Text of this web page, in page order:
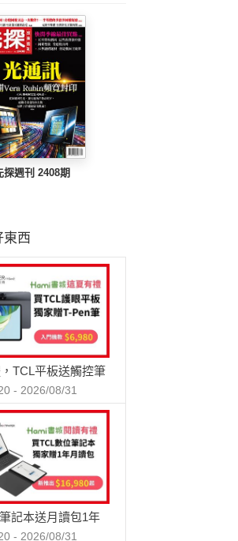
探週刊 2408期
東西
TCL平板送觸控筆
- 2026/08/31
記本送月讀包1年
- 2026/08/31